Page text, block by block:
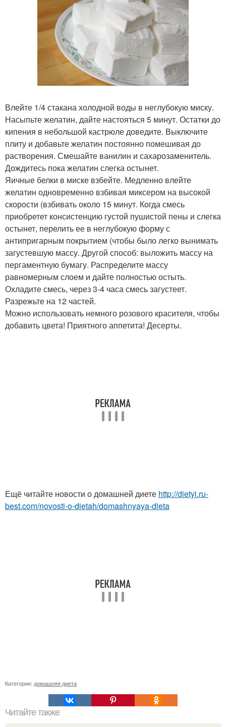
Влейте 1/4 стакана холодной воды в неглубокую миску.
Насыпьте желатин, дайте настояться 5 минут. Остатки до
кипения в небольшой кастрюле доведите. Выключите
плиту и добавьте желатин постоянно помешивая до
растворения. Смешайте ванилин и сахарозаменитель.
Дождитесь пока желатин слегка остынет.
Яичные белки в миске взбейте. Медленно влейте
желатин одновременно взбивая миксером на высокой
скорости (взбивать около 15 минут. Когда смесь
приобретет консистенцию густой пушистой пены и слегка
остынет, перелить ее в неглубокую форму с
антипригарным покрытием (чтобы было легко вынимать
загустевшую массу. Другой способ: выложить массу на
пергаментную бумагу. Распределите массу
равномерным слоем и дайте полностью остыть.
Охладите смесь, через 3-4 часа смесь загустеет.
Разрежьте на 12 частей.
Можно использовать немного розового красителя, чтобы
добавить цвета! Приятного аппетита! Десерты.
Ещё читайте новости о домашней диете http://dietyi.ru-
best.com/novosti-o-dietah/domashnyaya-dieta
Категории: домашняя диета
Читайте также